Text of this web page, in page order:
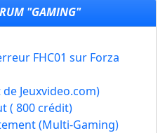
"GAMING"
FHC01 sur Forza
Jeuxvideo.com)
( 800 crédit)
(Multi-Gaming)